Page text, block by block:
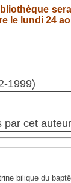
le lundi 24
1999)
par cet
bilique du